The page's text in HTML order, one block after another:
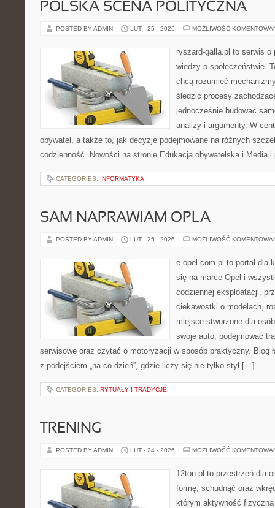
POLSKA SCENA POLITYCZNA
POSTED BY ADMIN LUT - 25 - 2026 MOŻLIWOŚĆ
ryszard-galla.pl to serwis
wiedzy o społeczeństwie.
chcą rozumieć
śledzić procesy
jednocześnie budować
analizy i argumenty. W
obywatel, a także to, jak decyzje podejmowane na różnych
codzienność. Nowości na stronie Edukacja obywatelska i Media
CATEGORIES: INFORMATYKA
SAM NAPRAWIAM OPLA
POSTED BY ADMIN LUT - 25 - 2026 MOŻLIWOŚĆ
e-opel.com.pl to portal dla
się na marce Opel i
codziennej eksploatacji,
ciekawostki o modelach,
miejsce stworzone dla
swoje auto, podejmować
serwisowe oraz czytać o motoryzacji w sposób praktyczny. Blog
z podejściem „na co dzień”, gdzie liczy się nie tylko styl […]
CATEGORIES: RYTUAŁY I TRADYCJE
TRENING
POSTED BY ADMIN LUT - 24 - 2026 MOŻLIWOŚĆ
12ton.pl to przestrzeń dla
formę, schudnąć oraz
którym aktywność